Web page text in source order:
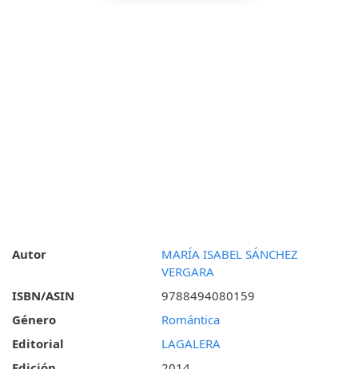
Autor
MARÍA ISABEL SÁNCHEZ
VERGARA
ISBN/ASIN
9788494080159
Género
Romántica
Editorial
LAGALERA